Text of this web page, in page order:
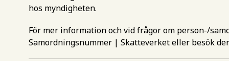
hos myndigheten.
För mer information och vid frågor om person-/
Samordningsnummer | Skatteverketeller besök